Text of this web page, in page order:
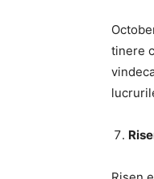
tinere